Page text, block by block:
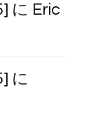
に Eric
に